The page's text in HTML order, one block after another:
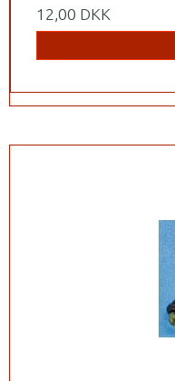
12,00 DKK